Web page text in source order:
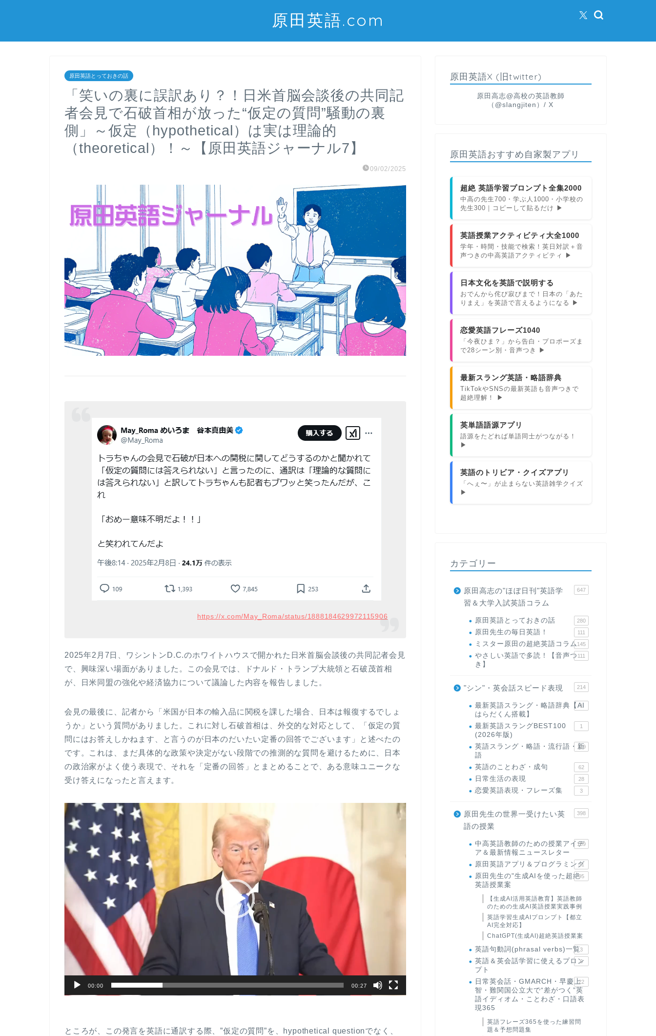
原田英語.com
原田英語とっておきの話
「笑いの裏に誤訳あり？！日米首脳会談後の共同記
者会見で石破首相が放った“仮定の質問”騒動の裏
側」～仮定（hypothetical）は実は理論的
（theoretical）！～【原田英語ジャーナル7】
09/02/2025
https://x.com/May_Roma/status/1888184629972115906
2025年2月7日、ワシントンD.C.のホワイトハウスで開かれた日米首脳会談後の共同記者会見
で、興味深い場面がありました。この会見では、ドナルド・トランプ大統領と石破茂首相
が、日米同盟の強化や経済協力について議論した内容を報告しました。
会見の最後に、記者から「米国が日本の輸入品に関税を課した場合、日本は報復するでしょ
うか」という質問がありました。これに対し石破首相は、外交的な対応として、「仮定の質
問にはお答えしかねます、と言うのが日本のだいたい定番の回答でございます」と述べたの
です。これは、まだ具体的な政策や決定がない段階での推測的な質問を避けるために、日本
の政治家がよく使う表現で、それを「定番の回答」とまとめることで、ある意味ユニークな
受け答えになったと言えます。
動
画
プ
ー
ー
00:00 00:27
ところが、この発言を英語に通訳する際、”仮定の質問”を、hypothetical questionでなく、
原田英語X (旧twitter)
原田高志@高校の英語教師
（@slangjiten）/ X
原田英語おすすめ自家製アプリ
超絶 英語学習プロンプト全集2000
中高の先生700・学ぶ人1000・小学校の
先生300｜コピーして貼るだけ ▶
英語授業アクティビティ大全1000
学年・時間・技能で検索！英日対訳＋音
声つきの中高英語アクティビティ ▶
日本文化を英語で説明する
おでんから侘び寂びまで！日本の「あた
りまえ」を英語で言えるようになる ▶
恋愛英語フレーズ1040
「今夜ひま？」から告白・プロポーズま
で28シーン別・音声つき ▶
最新スラング英語・略語辞典
TikTokやSNSの最新英語も音声つきで
超絶理解！ ▶
英単語語源アプリ
語源をたどれば単語同士がつながる！
▶
英語のトリビア・クイズアプリ
「へぇ〜」が止まらない英語雑学クイズ
▶
カテゴリー
原田高志の"ほぼ日刊"英語学
習＆大学入試英語コラム
647
原田英語とっておきの話 280
原田先生の毎日英語！ 111
ミスター原田の超絶英語コラム145
やさしい英語で多読！【音声つ
き】
111
"シン"・英会話スピード表現 214
最新英語スラング・略語辞典【AI
はらだくん搭載】
1
最新英語スラングBEST100
(2026年版)
1
英語スラング・略語・流行語・新
語
119
英語のことわざ・成句 62
日常生活の表現 28
恋愛英語表現・フレーズ集 3
原田先生の世界一受けたい英
語の授業
398
中高英語教師のための授業アイデ
ア＆最新情報ニュースレター
169
原田英語アプリ＆プログラミング
31
原田先生の"生成AIを使った超絶
英語授業案
95
【生成AI活用英語教育】英語教師
のための生成AI英語授業実践事例
英語学習生成AIプロンプト【都立
AI完全対応】
ChatGPT(生成AI)超絶英語授業案
英語句動詞(phrasal verbs)一覧3
英語＆英会話学習に使えるプロン
プト
6
日常英会話・GMARCH・早慶上
智・難関国公立大で“差がつく”英
語イディオム・ことわざ・口語表
現365
22
英語フレーズ365を使った練習問
題＆予想問題集